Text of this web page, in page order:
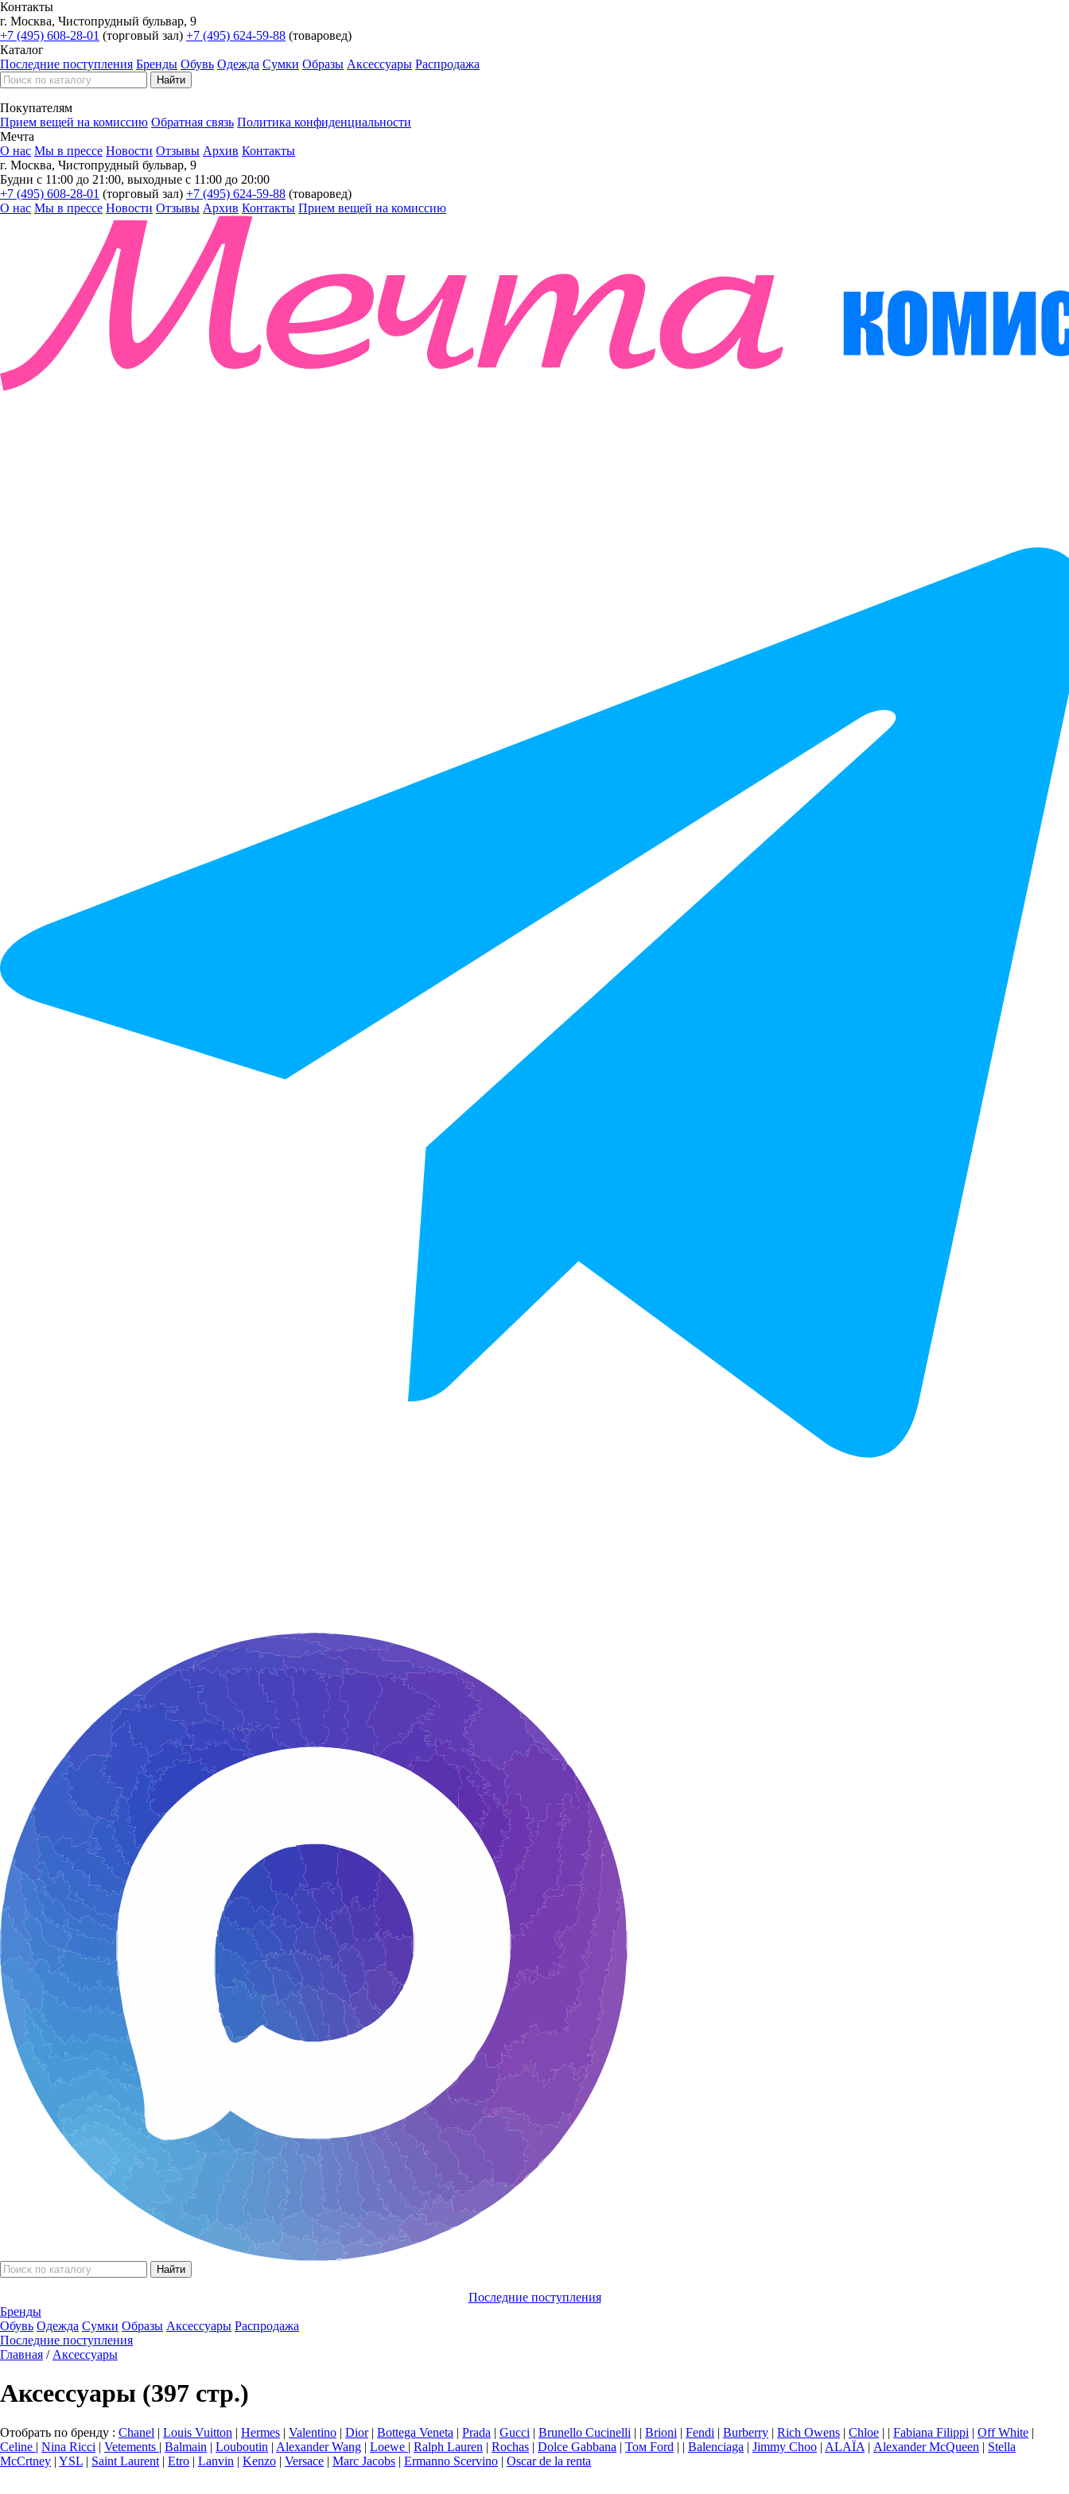
Контакты
г. Москва, Чистопрудный бульвар, 9
+7 (495) 608-28-01 (торговый зал) +7 (495) 624-59-88 (товаровед)
Каталог
Последние поступления Бренды Обувь Одежда Сумки Образы Аксессуары Распродажа
Покупателям
Прием вещей на комиссию Обратная связь Политика конфиденциальности
Мечта
О нас Мы в прессе Новости Отзывы Архив Контакты
г. Москва, Чистопрудный бульвар, 9
Будни с 11:00 до 21:00, выходные с 11:00 до 20:00
+7 (495) 608-28-01 (торговый зал) +7 (495) 624-59-88 (товаровед)
О нас Мы в прессе Новости Отзывы Архив Контакты Прием вещей на комиссию
Последние поступления
Бренды
Обувь Одежда Сумки Образы Аксессуары Распродажа
Последние поступления
Главная / Аксессуары
Аксессуары (397 стр.)
Отобрать по бренду : Chanel | Louis Vuitton | Hermes | Valentino | Dior| Bottega Veneta | Prada | Gucci | Brunello Сucinelli | | Brioni | Fendi | Burberry | Rich Owens | Chloe | | Fabiana Filippi | Off White |
Celine | Nina Ricci | Vetements | Balmain | Louboutin | Alexander Wang | Loewe | Ralph Lauren | Rochas | Dolce Gabbana | Том Ford | | Balenciaga | Jimmy Choo | ALAÏA | Аlexander McQueen | Stella
McCrtney | YSL | Saint Laurent | Etro | Lanvin | Kenzo | Versace | Marc Jacobs | Ermanno Scervino | Oscar de la renta